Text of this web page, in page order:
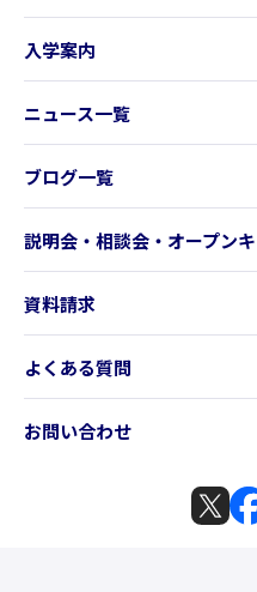
入学案内
ニュース一覧
ブログ一覧
説明会・相談会・オープン
資料請求
よくある質問
お問い合わせ